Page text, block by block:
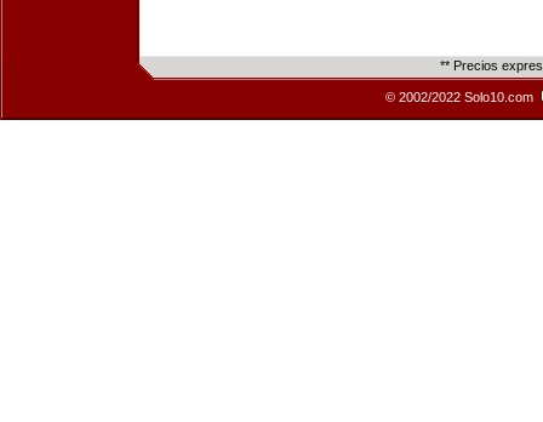
** Precios
© 2002/2022 Solo10.com